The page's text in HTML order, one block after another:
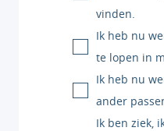
vinden.
Ik heb nu
te lopen in
Ik heb nu
ander
Ik ben ziek,